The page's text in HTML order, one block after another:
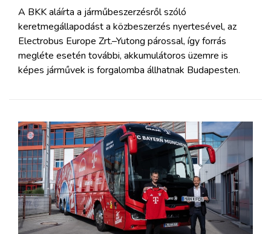
A BKK aláírta a járműbeszerzésről szóló
keretmegállapodást a közbeszerzés nyertesével, az
Electrobus Europe Zrt.–Yutong párossal, így forrás
megléte esetén további, akkumulátoros üzemre is
képes járművek is forgalomba állhatnak Budapesten.